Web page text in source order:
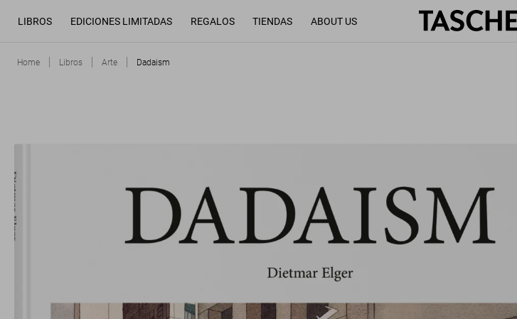
LIBROS EDICIONES LIMITADAS REGALOS TIENDAS ABOUT US
Home Libros Arte Dadaism